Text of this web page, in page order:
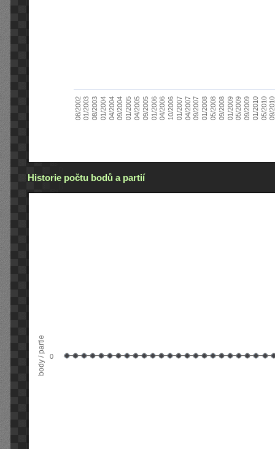
08/200201/200308/200301/200404/200409/200401/200504/200509/200501/200604/200610/200601/200704/200709/200701/200805/200809/200801/200905/200909/200901/201005/201009/
Historie počtu bodů a partií
body / partie 0